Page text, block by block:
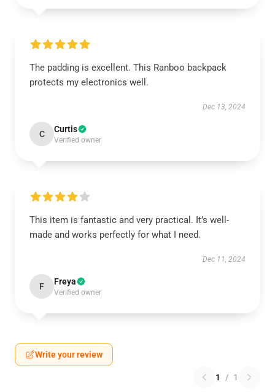
The padding is excellent. This Ranboo backpack
protects my electronics well.
Dec 13, 2024
C Curtis
Verified owner
This item is fantastic and very practical. It’s well-
made and works perfectly for what I need.
Dec 11, 2024
F Freya
Verified owner
Write your review
1 / 1